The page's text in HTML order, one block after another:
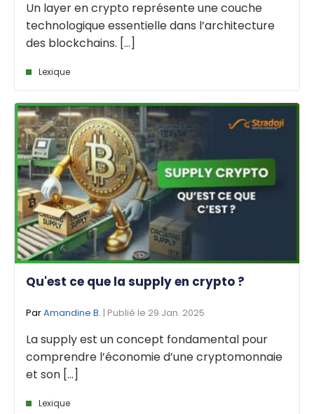
Un layer en crypto représente une couche
technologique essentielle dans l’architecture
des blockchains. [...]
Lexique
Qu'est ce que la supply en crypto ?
ParAmandine B. | Publié le 29 Jan. 2025
La supply est un concept fondamental pour
comprendre l’économie d’une cryptomonnaie
et son [...]
Lexique